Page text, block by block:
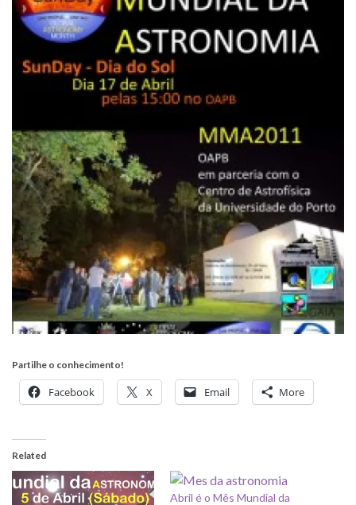
h
:
/
/
Partilhe o conhecimento!
Facebook X Email More
Related
Abril é o Mês Mundial da